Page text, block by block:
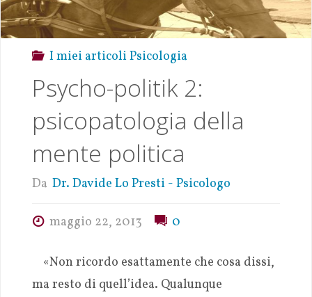
I miei articoli Psicologia
Psycho-politik 2:
psicopatologia della
mente politica
Da Dr. Davide Lo Presti - Psicologo
maggio 22, 2013 0
«Non ricordo esattamente che cosa dissi,
ma resto di quell’idea. Qualunque